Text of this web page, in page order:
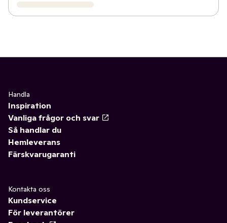
Handla
Inspiration
Vanliga frågor och svar
Så handlar du
Hemleverans
Färskvarugaranti
Kontakta oss
Kundservice
För leverantörer